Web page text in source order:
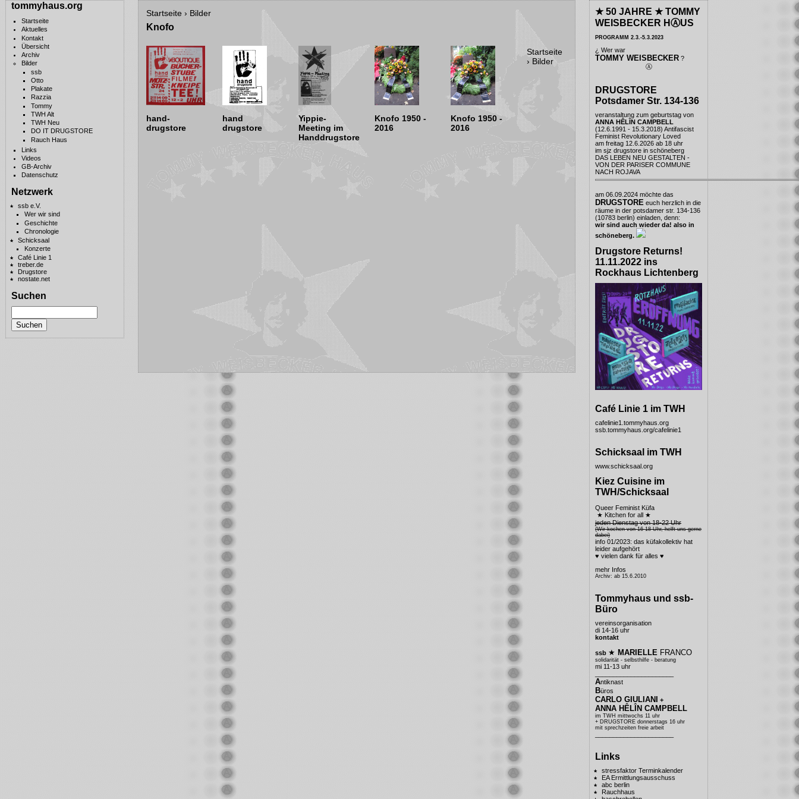
tommyhaus.org
Startseite
Aktuelles
Kontakt
Übersicht
Archiv
Bilder
ssb
Otto
Plakate
Razzia
Tommy
TWH Alt
TWH Neu
DO IT DRUGSTORE
Rauch Haus
Links
Videos
GB-Archiv
Datenschutz
Netzwerk
ssb e.V.
Wer wir sind
Geschichte
Chronologie
Schicksaal
Konzerte
Café Linie 1
treber.de
Drugstore
nostate.net
Suchen
★ 50 JAHRE ★ TOMMY
WEISBECKER HⒶUS
PROGRAMM 2.3.-5.3.2023
¿ Wer war
TOMMY WEISBECKER ?
Ⓐ
DRUGSTORE
Potsdamer Str. 134-136
veranstaltung zum geburtstag von
ANNA HÊLÎN CAMPBELL
(12.6.1991 - 15.3.2018) Antifascist
Feminist Revolutionary Loved
am freitag 12.6.2026 ab 18 uhr
imsjz drugstore in schöneberg
DAS LEBEN NEU GESTALTEN -
VON DER PARISER COMMUNE
NACH ROJAVA
am 06.09.2024 möchte das
DRUGSTORE euch herzlich in die
räume in der potsdamer str. 134-136
(10783 berlin) einladen, denn:
wir sind auch wieder da! also in
schöneberg.
Drugstore Returns!
11.11.2022 ins
Rockhaus Lichtenberg
Café Linie 1 im TWH
cafelinie1.tommyhaus.org
ssb.tommyhaus.org/cafelinie1
Schicksaal im TWH
www.schicksaal.org
Kiez Cuisine im
TWH/Schicksaal
Queer Feminist Küfa
★ Kitchen for all ★
jeden Dienstag von 18-22 Uhr
(Wir kochen von 16-18 Uhr, helft uns gerne
dabei)
info 01/2023: das küfakollektiv hat
leider aufgehört
♥ vielen dank für alles ♥
mehr Infos
Archiv: ab 15.6.2010
Tommyhaus und ssb-
Büro
vereinsorganisation
di 14-16 uhr
kontakt
ssb ★MARIELLE FRANCO
solidarität - selbsthilfe - beratung
mi 11-13 uhr
Antiknast
Büros
CARLO GIULIANI +
ANNA HÊLÎN CAMPBELL
im TWH mittwochs 11 uhr
+ DRUGSTORE donnerstags 16 uhr
mit sprechzeiten freie arbeit
Links
stressfaktor Terminkalender
EA Ermittlungsausschuss
abc berlin
Rauchhaus
Startseite › Bilder
Knofo
hand-
drugstore
hand
drugstore
Yippie-
Meeting im
Handdrugstore
Knofo 1950 -
2016
Knofo 1950 -
2016
Startseite
› Bilder